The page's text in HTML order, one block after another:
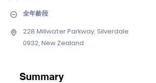
全年龄段
228 Millwater Parkway, Silverdale
0932, New Zealand
Summary